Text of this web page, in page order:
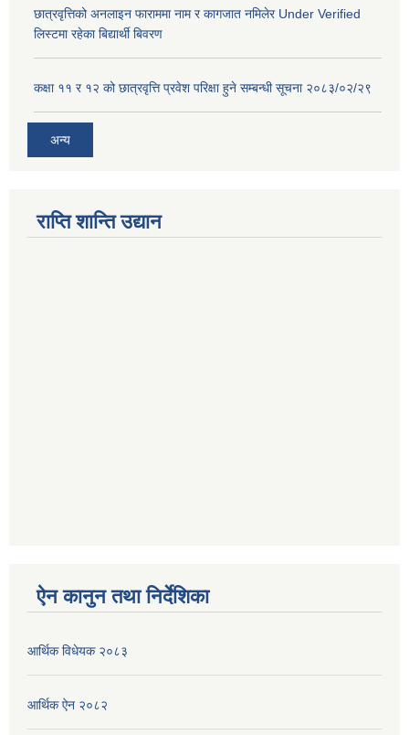
छात्रवृत्तिको अनलाइन फाराममा नाम र कागजात नमिलेर Under Verified
लिस्टमा रहेका बिद्यार्थी बिवरण
कक्षा ११ र १२ को छात्रवृत्ति प्रवेश परिक्षा हुने सम्बन्धी सूचना २०८३/०२/२९
अन्य
राप्ति शान्ति उद्यान
ऐन कानुन तथा निर्देशिका
आर्थिक विधेयक २०८३
आर्थिक ऐन २०८२